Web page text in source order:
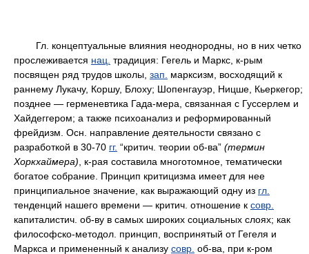
Гл. концептуальные влияния неоднородны, но в них четко
прослеживается нац. традиция: Гегель и Маркс, к-рым
посвящен ряд трудов школы, зап.
марксизм, восходящий к
раннему Лукачу, Коршу, Блоху; Шопенгауэр, Ницше, Кьеркегор;
позднее — герменевтика Гада-мера, связанная с Гуссерлем и
Хайдеггером; а также психоанализ и реформированный
фрейдизм. Осн. направление деятельности связано с
разработкой в 30-70 гг. “критич. теории об-ва” (термин
Хоркхаймера) , к-рая составила многотомное, тематически
богатое собрание. Принцип критицизма имеет для нее
принципиальное значение, как выражающий одну из гл.
тенденций нашего времени — критич. отношение к совр.
капиталистич. об-ву в самых широких социальных слоях; как
философско-методол. принцип, воспринятый от Гегеля и
Маркса и примененный к анализу совр. об-ва, при к-ром